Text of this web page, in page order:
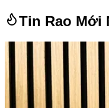
Tin Rao Mới